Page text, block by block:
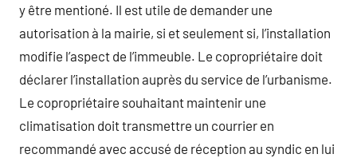
y être mentioné. Il est utile de demander une
autorisation à la mairie, si et seulement si, l’installation
modifie l’aspect de l’immeuble. Le copropriétaire doit
déclarer l’installation auprès du service de l’urbanisme.
Le copropriétaire souhaitant maintenir une
climatisation doit transmettre un courrier en
recommandé avec accusé de réception au syndic en lui